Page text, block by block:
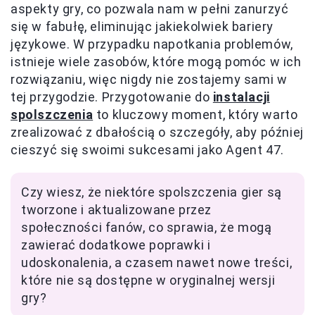
aspekty gry, co pozwala nam w pełni zanurzyć
się w fabułę, eliminując jakiekolwiek bariery
językowe. W przypadku napotkania problemów,
istnieje wiele zasobów, które mogą pomóc w ich
rozwiązaniu, więc nigdy nie zostajemy sami w
tej przygodzie. Przygotowanie do instalacji
spolszczenia to kluczowy moment, który warto
zrealizować z dbałością o szczegóły, aby później
cieszyć się swoimi sukcesami jako Agent 47.
Czy wiesz, że niektóre spolszczenia gier są
tworzone i aktualizowane przez
społeczności fanów, co sprawia, że mogą
zawierać dodatkowe poprawki i
udoskonalenia, a czasem nawet nowe treści,
które nie są dostępne w oryginalnej wersji
gry?